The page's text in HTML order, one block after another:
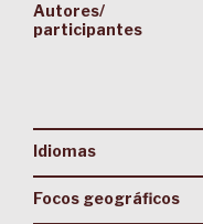
Autores/
participantes
Idiomas
Focos geográficos